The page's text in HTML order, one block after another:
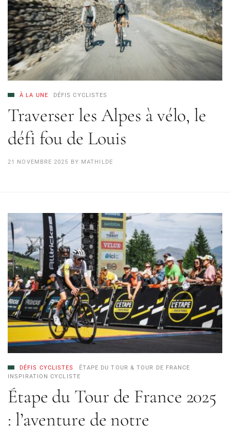
À LA UNE DÉFIS CYCLISTES
Traverser les Alpes à vélo, le
défi fou de Louis
21 NOVEMBRE 2025 BY MATHILDE
DÉFIS CYCLISTES
ÉTAPE DU TOUR & TOUR DE FRANCE
INSPIRATION CYCLISTE
Étape du Tour de France 2025
: l’aventure de notre